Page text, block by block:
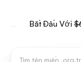
Bắt Đầu Với